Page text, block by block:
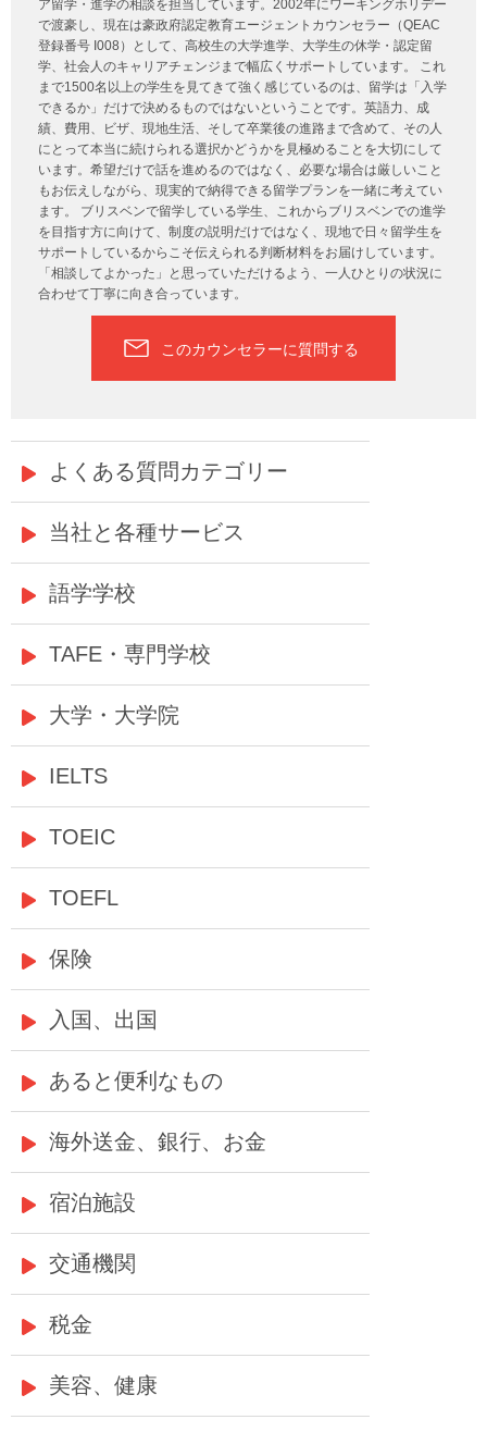
ア留学・進学の相談を担当しています。2002年にワーキングホリデー
で渡豪し、現在は豪政府認定教育エージェントカウンセラー（QEAC
登録番号 I008）として、高校生の大学進学、大学生の休学・認定留
学、社会人のキャリアチェンジまで幅広くサポートしています。 これ
まで1500名以上の学生を見てきて強く感じているのは、留学は「入学
できるか」だけで決めるものではないということです。英語力、成
績、費用、ビザ、現地生活、そして卒業後の進路まで含めて、その人
にとって本当に続けられる選択かどうかを見極めることを大切にして
います。希望だけで話を進めるのではなく、必要な場合は厳しいこと
もお伝えしながら、現実的で納得できる留学プランを一緒に考えてい
ます。 ブリスベンで留学している学生、これからブリスベンでの進学
を目指す方に向けて、制度の説明だけではなく、現地で日々留学生を
サポートしているからこそ伝えられる判断材料をお届けしています。
「相談してよかった」と思っていただけるよう、一人ひとりの状況に
合わせて丁寧に向き合っています。
このカウンセラーに質問する
よくある質問カテゴリー
当社と各種サービス
語学学校
TAFE・専門学校
大学・大学院
IELTS
TOEIC
TOEFL
保険
入国、出国
あると便利なもの
海外送金、銀行、お金
宿泊施設
交通機関
税金
美容、健康